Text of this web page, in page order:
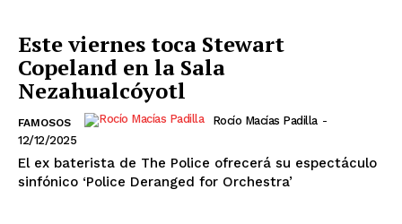
Este viernes toca Stewart
Copeland en la Sala
Nezahualcóyotl
FAMOSOS Rocío Macías Padilla -
12/12/2025
El ex baterista de The Police ofrecerá su espectáculo
sinfónico ‘Police Deranged for Orchestra’